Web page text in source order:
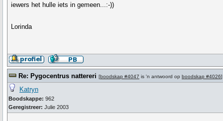
iewers het hulle iets in gemeen...:-))
Lorinda
Re: Pygocentrus nattereri [boodskap #4047 is 'n antwoord op boodskap #4026]
Katryn
Boodskappe: 962
Geregistreer: Julie 2003